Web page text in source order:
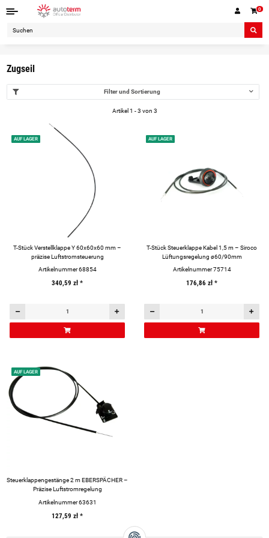
0
Zugseil
Filter und Sortierung
Artikel 1 - 3 von 3
AUF LAGER
T-Stück Verstellklappe Y 60x60x60 mm –
präzise Luftstromsteuerung
Artikelnummer 68854
340,59 zł *
AUF LAGER
T-Stück Steuerklappe Kabel 1,5 m – Siroco
Lüftungsregelung ø60/90mm
Artikelnummer 75714
176,86 zł *
AUF LAGER
Steuerklappengestänge 2 m EBERSPÄCHER –
Präzise Luftstromregelung
Artikelnummer 63631
127,59 zł *